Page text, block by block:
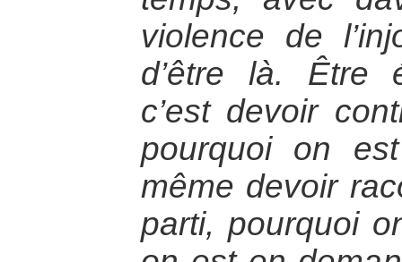
violence de
d’être là. Être
c’est devoir
pourquoi on
même devoir
parti, pourquoi